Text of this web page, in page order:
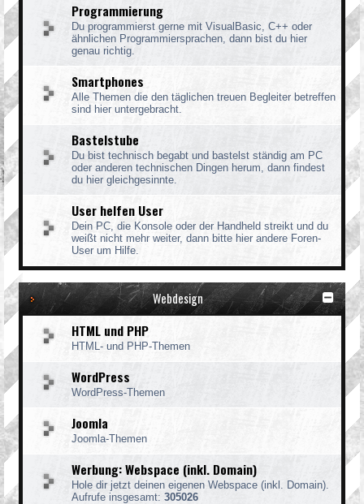
Programmierung
Du programmierst gerne mit VisualBasic, C++ oder
ähnlichen Programmiersprachen, dann bist du hier
genau richtig.
Smartphones
Alle Themen die den täglichen treuen Begleiter betreffen
sind hier untergebracht.
Bastelstube
Du bist technisch begabt und bastelst ständig am PC
oder anderen technischen Dingen herum, dann findest
du hier gleichgesinnte.
User helfen User
Dein PC, die Konsole oder der Handheld streikt und du
weißt nicht mehr weiter, dann bitte hier andere Foren-
User um Hilfe.
Webdesign
HTML und PHP
HTML- und PHP-Themen
WordPress
WordPress-Themen
Joomla
Joomla-Themen
Werbung: Webspace (inkl. Domain)
Hole dir jetzt deinen eigenen Webspace (inkl. Domain).
Aufrufe insgesamt: 305026